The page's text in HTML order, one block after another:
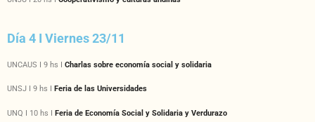
Día 4 I Viernes 23/11
UNCAUS I 9 hs I Charlas sobre economía social y solidaria
UNSJ I 9 hs I Feria de las Universidades
UNQ I 10 hs I Feria de Economía Social y Solidaria y Verdurazo